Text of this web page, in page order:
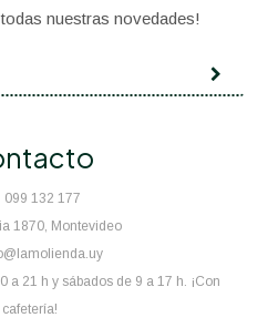
099 132 177
1870, Montevideo
a 21 h y sábados de 9 a 17 h. ¡Con
cafetería!
nuestras novedades!